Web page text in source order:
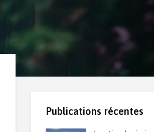
Publications récentes